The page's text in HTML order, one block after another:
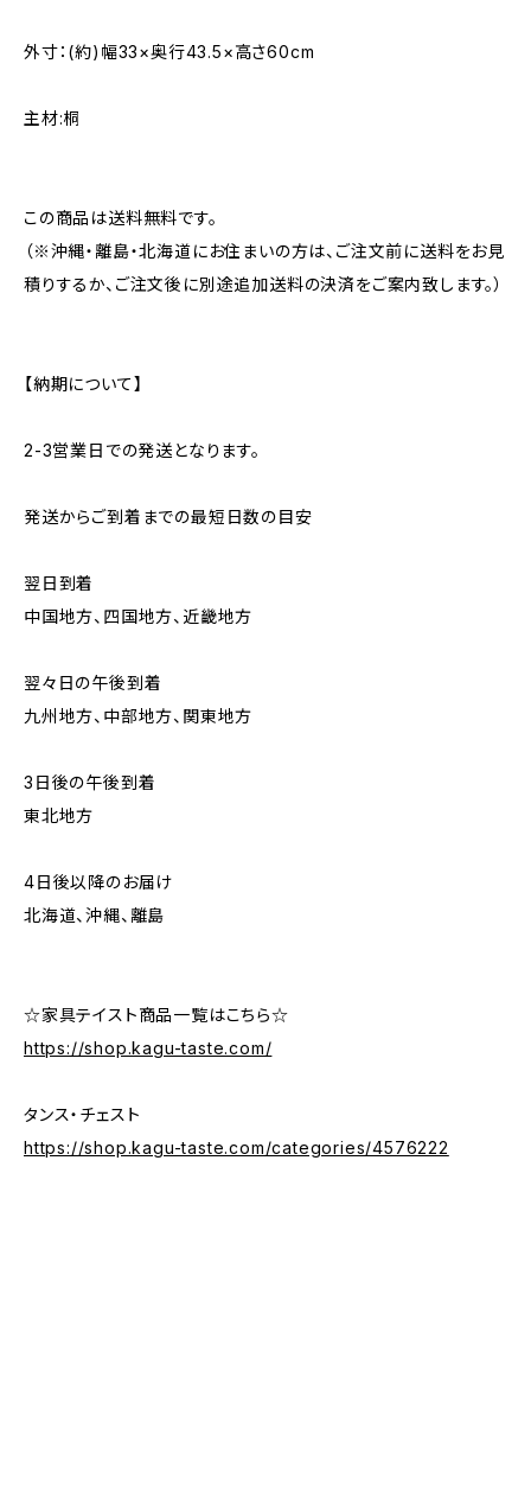
外寸：(約)幅33×奥行43.5×高さ60cm
主材:桐
この商品は送料無料です。
（※沖縄・離島・北海道にお住まいの方は、ご注文前に送料をお見
積りするか、ご注文後に別途追加送料の決済をご案内致します。）
【納期について】
2-3営業日での発送となります。
発送からご到着までの最短日数の目安
翌日到着
中国地方、四国地方、近畿地方
翌々日の午後到着
九州地方、中部地方、関東地方
3日後の午後到着
東北地方
4日後以降のお届け
北海道、沖縄、離島
☆家具テイスト商品一覧はこちら☆
https://shop.kagu-taste.com/
タンス・チェスト
https://shop.kagu-taste.com/categories/4576222